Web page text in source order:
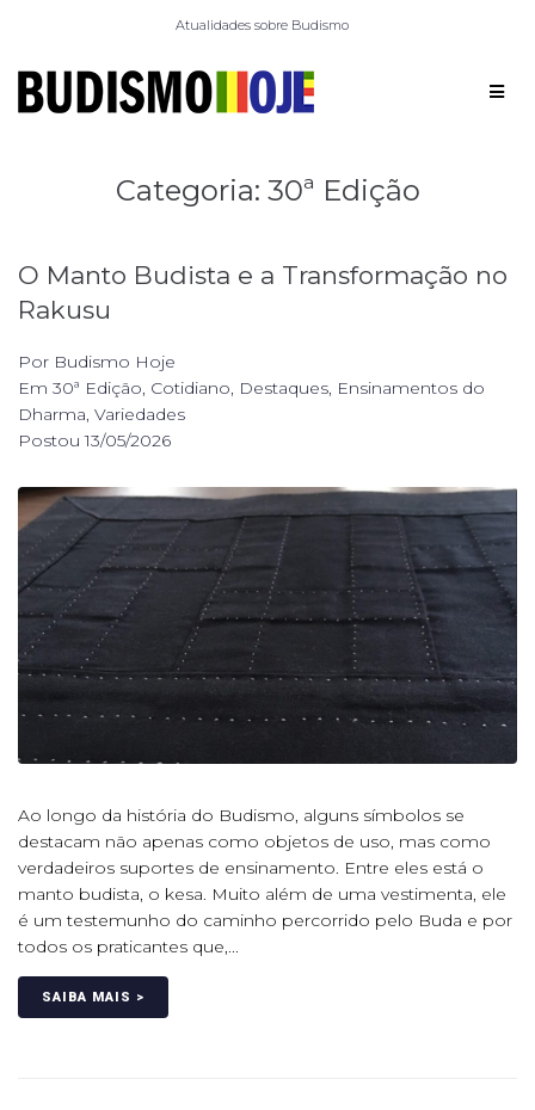
Atualidades sobre Budismo
Categoria: 30ª Edição
O Manto Budista e a Transformação no
Rakusu
Por Budismo Hoje
Em 30ª Edição, Cotidiano, Destaques, Ensinamentos do
Dharma, Variedades
Postou13/05/2026
Ao longo da história do Budismo, alguns símbolos se
destacam não apenas como objetos de uso, mas como
verdadeiros suportes de ensinamento. Entre eles está o
manto budista, o kesa. Muito além de uma vestimenta, ele
é um testemunho do caminho percorrido pelo Buda e por
todos os praticantes que,...
SAIBA MAIS >